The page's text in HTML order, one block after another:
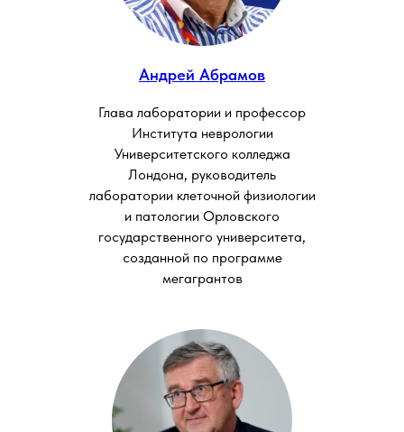
Андрей Абрамов
Глава лаборатории и профессор
Института неврологии
Университетского колледжа
Лондона, руководитель
лаборатории клеточной физиологии
и патологии Орловского
государственного университета,
созданной по программе
мегагрантов